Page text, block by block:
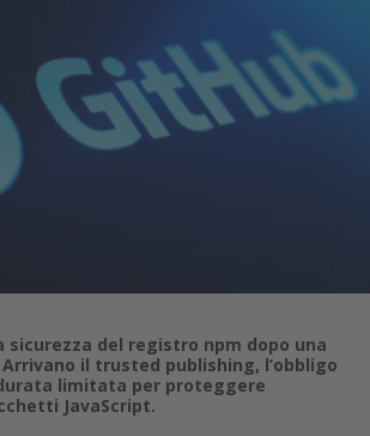
sicurezza del registro npm dopo una
il trusted publishing, l’obbligo
limitata per proteggere
JavaScript.